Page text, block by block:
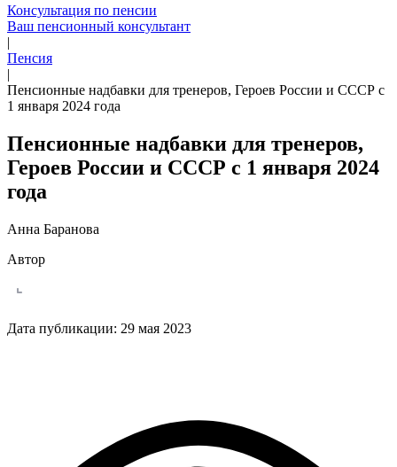
Консультация по пенсии
Ваш пенсионный консультант
|
Пенсия
|
Пенсионные надбавки для тренеров, Героев России и СССР с
1 января 2024 года
Пенсионные надбавки для тренеров,
Героев России и СССР с 1 января 2024
года
Анна Баранова
Автор
Дата публикации: 29 мая 2023